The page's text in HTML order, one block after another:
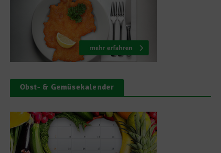
Obst- & Gemüsekalender